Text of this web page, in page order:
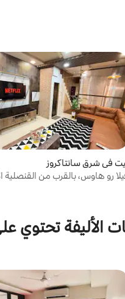
في شرق سانتاكروز
رو هاوس، بالقرب من القنصلية
الأليفة تحتوي